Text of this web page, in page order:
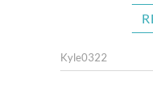
Kyle0322